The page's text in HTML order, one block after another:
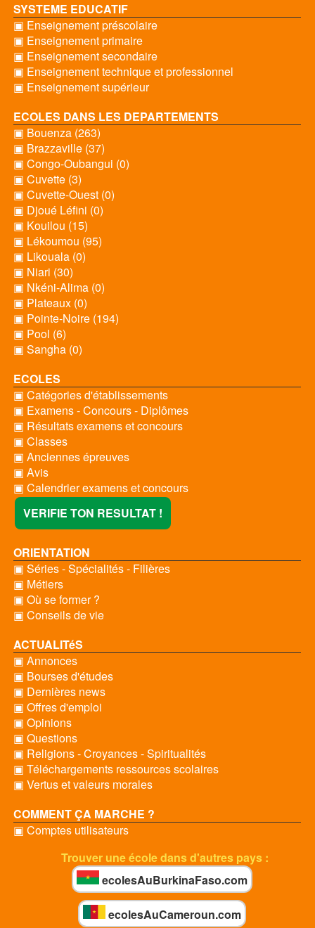
SYSTEME EDUCATIF
▣ Enseignement préscolaire
▣ Enseignement primaire
▣ Enseignement secondaire
▣ Enseignement technique et professionnel
▣ Enseignement supérieur
ECOLES DANS LES DEPARTEMENTS
▣ Bouenza (263)
▣ Brazzaville (37)
▣ Congo-Oubangui (0)
▣ Cuvette (3)
▣ Cuvette-Ouest (0)
▣ Djoué Léfini (0)
▣ Kouilou (15)
▣ Lékoumou (95)
▣ Likouala (0)
▣ Niari (30)
▣ Nkéni-Alima (0)
▣ Plateaux (0)
▣ Pointe-Noire (194)
▣ Pool (6)
▣ Sangha (0)
ECOLES
▣ Catégories d'établissements
▣ Examens - Concours - Diplômes
▣ Résultats examens et concours
▣ Classes
▣ Anciennes épreuves
▣ Avis
▣ Calendrier examens et concours
VERIFIE TON RESULTAT !
ORIENTATION
▣ Séries - Spécialités - Filières
▣ Métiers
▣ Où se former ?
▣ Conseils de vie
ACTUALITéS
▣ Annonces
▣ Bourses d'études
▣ Dernières news
▣ Offres d'emploi
▣ Opinions
▣ Questions
▣ Religions - Croyances - Spiritualités
▣ Téléchargements ressources scolaires
▣ Vertus et valeurs morales
COMMENT ÇA MARCHE ?
▣ Comptes utilisateurs
Trouver une école dans d'autres pays :
ecolesAuBurkinaFaso.com
ecolesAuCameroun.com